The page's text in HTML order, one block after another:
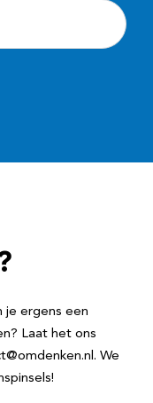
je ergens een
Laat het ons
We